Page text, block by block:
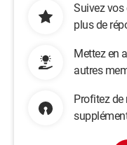
Suivez
plus de
Mettez en
autres
Profitez